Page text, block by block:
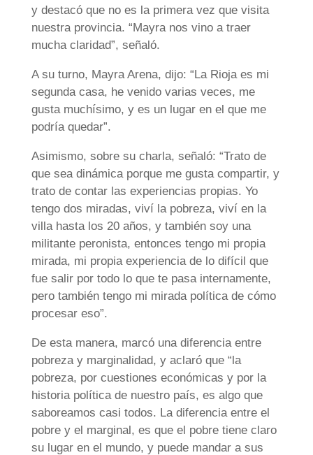
y destacó que no es la primera vez que visita
nuestra provincia. “Mayra nos vino a traer
mucha claridad”, señaló.
A su turno, Mayra Arena, dijo: “La Rioja es mi
segunda casa, he venido varias veces, me
gusta muchísimo, y es un lugar en el que me
podría quedar”.
Asimismo, sobre su charla, señaló: “Trato de
que sea dinámica porque me gusta compartir, y
trato de contar las experiencias propias. Yo
tengo dos miradas, viví la pobreza, viví en la
villa hasta los 20 años, y también soy una
militante peronista, entonces tengo mi propia
mirada, mi propia experiencia de lo difícil que
fue salir por todo lo que te pasa internamente,
pero también tengo mi mirada política de cómo
procesar eso”.
De esta manera, marcó una diferencia entre
pobreza y marginalidad, y aclaró que “la
pobreza, por cuestiones económicas y por la
historia política de nuestro país, es algo que
saboreamos casi todos. La diferencia entre el
pobre y el marginal, es que el pobre tiene claro
su lugar en el mundo, y puede mandar a sus